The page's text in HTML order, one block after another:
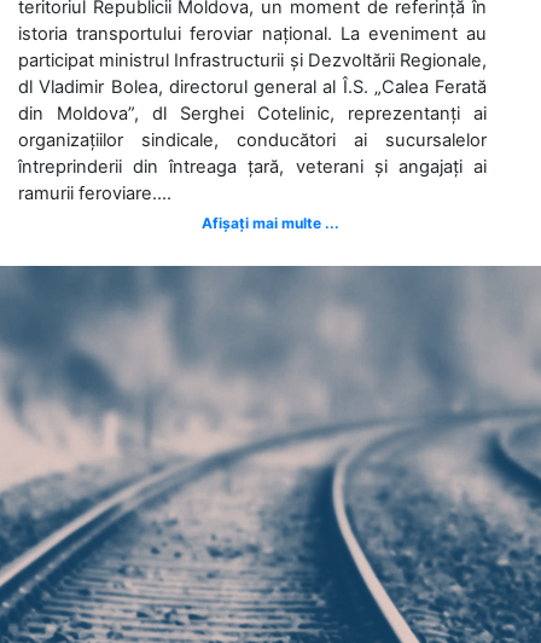
teritoriul Republicii Moldova, un moment de referință în
istoria transportului feroviar național. La eveniment au
participat ministrul Infrastructurii și Dezvoltării Regionale,
dl Vladimir Bolea, directorul general al Î.S. „Calea Ferată
din Moldova”, dl Serghei Cotelinic, reprezentanți ai
organizațiilor sindicale, conducători ai sucursalelor
întreprinderii din întreaga țară, veterani și angajați ai
ramurii feroviare....
Afișați mai multe ...